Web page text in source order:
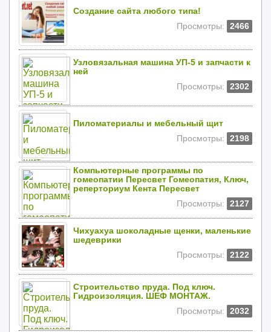
Создание сайта любого типа!
Просмотры:
2466
Узловязальная машина УП-5 и запчасти к
ней
Просмотры:
2302
Пиломатериалы и мебельный щит
Просмотры:
2198
Компьютерные программы по
гомеопатии Пересвет Гомеопатия, Ключ,
реперториум Кента Пересвет
Просмотры:
2127
Чихуахуа шоколадные щенки, маленькие
шедеврики
Просмотры:
2122
Строительство пруда. Под ключ.
Гидроизоляция. ШЕФ МОНТАЖ.
Просмотры:
2032